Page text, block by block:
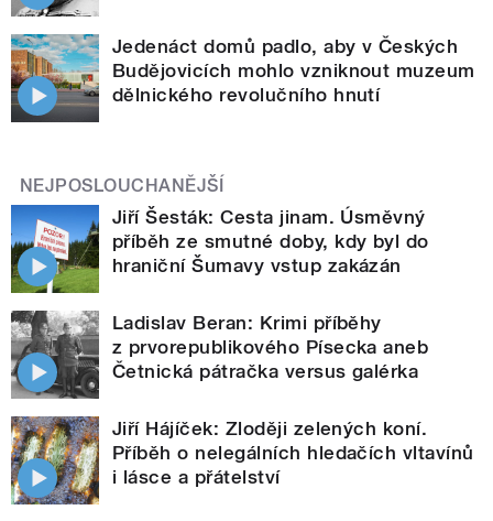
Jedenáct domů padlo, aby v Českých
Budějovicích mohlo vzniknout muzeum
dělnického revolučního hnutí
NEJPOSLOUCHANĚJŠÍ
Jiří Šesták: Cesta jinam. Úsměvný
příběh ze smutné doby, kdy byl do
hraniční Šumavy vstup zakázán
Ladislav Beran: Krimi příběhy
z prvorepublikového Písecka aneb
Četnická pátračka versus galérka
Jiří Hájíček: Zloději zelených koní.
Příběh o nelegálních hledačích vltavínů
i lásce a přátelství